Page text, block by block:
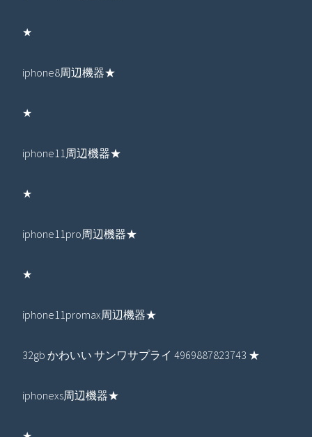
★
iphone8周辺機器★
★
iphone11周辺機器★
★
iphone11pro周辺機器★
★
iphone11promax周辺機器★
32gb かわいい サンワサプライ 4969887823743 ★
iphonexs周辺機器★